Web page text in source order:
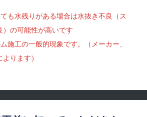
も水残りがある場合は水抜き不良（ス
）の可能性が高いです
施工の一般的現象です。（メーカー、
ります）